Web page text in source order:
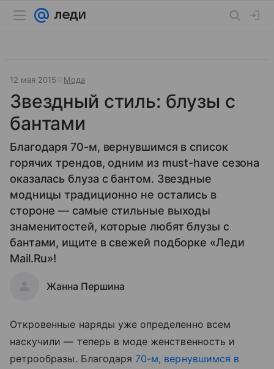
12 мая 2015 Мода
Звездный стиль: блузы с
бантами
Благодаря 70-м, вернувшимся в список
горячих трендов, одним из must-have сезона
оказалась блуза с бантом. Звездные
модницы традиционно не остались в
стороне — самые стильные выходы
знаменитостей, которые любят блузы с
бантами, ищите в свежей подборке «Леди
Mail.Ru»!
Жанна Першина
Откровенные наряды уже определенно всем
наскучили — теперь в моде женственность и
ретрообразы. Благодаря 70-м, вернувшимся в